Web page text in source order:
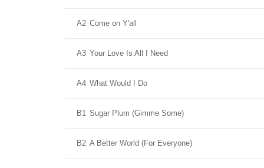
A2 Come on Y'all
A3 Your Love Is All I Need
A4 What Would I Do
B1 Sugar Plum (Gimme Some)
B2 A Better World (For Everyone)